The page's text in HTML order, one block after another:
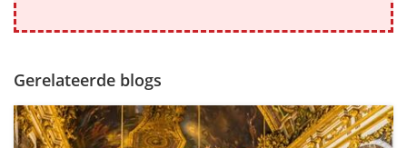
Gerelateerde blogs